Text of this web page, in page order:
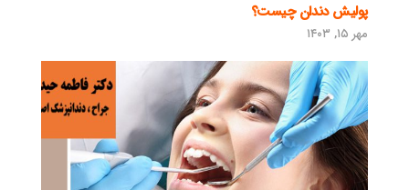
پولیش دندان چیست؟
مهر ۱۵, ۱۴۰۳